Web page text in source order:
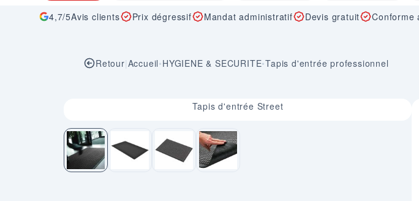
4,7/5Avis clients Prix dégressif Mandat administratif Devis gratuit Conforme
Retour|Accueil•HYGIENE & SECURITE•Tapis d'entrée professionnel
Tapis d'entrée Street